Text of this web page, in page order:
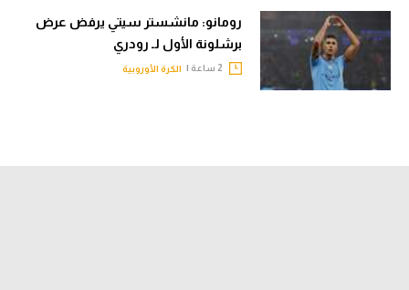
رومانو: مانشستر سيتي يرفض عرض
برشلونة الأول لـ رودري
الكرة الأوروبية